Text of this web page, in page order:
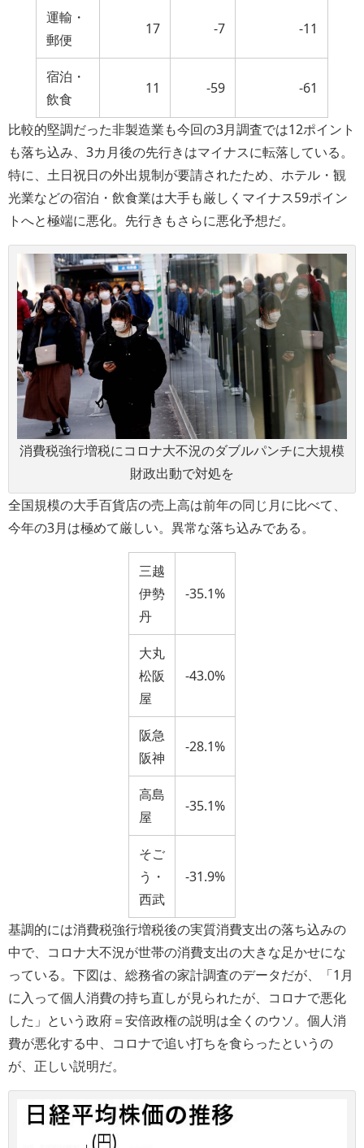
運輸・
郵便
17 -7 -11
宿泊・
飲食
11 -59 -61
比較的堅調だった非製造業も今回の3月調査では12ポイント
も落ち込み、3カ月後の先行きはマイナスに転落している。
特に、土日祝日の外出規制が要請されたため、ホテル・観
光業などの宿泊・飲食業は大手も厳しくマイナス59ポイン
トへと極端に悪化。先行きもさらに悪化予想だ。
消費税強行増税にコロナ大不況のダブルパンチに大規模
財政出動で対処を
全国規模の大手百貨店の売上高は前年の同じ月に比べて、
今年の3月は極めて厳しい。異常な落ち込みである。
三越
伊勢
丹
−35.1%
大丸
松阪
屋
-43.0%
阪急
阪神
-28.1%
高島
屋
-35.1%
そご
う・
西武
-31.9%
基調的には消費税強行増税後の実質消費支出の落ち込みの
中で、コロナ大不況が世帯の消費支出の大きな足かせにな
っている。下図は、総務省の家計調査のデータだが、「1月
に入って個人消費の持ち直しが見られたが、コロナで悪化
した」という政府＝安倍政権の説明は全くのウソ。個人消
費が悪化する中、コロナで追い打ちを食らったというの
が、正しい説明だ。